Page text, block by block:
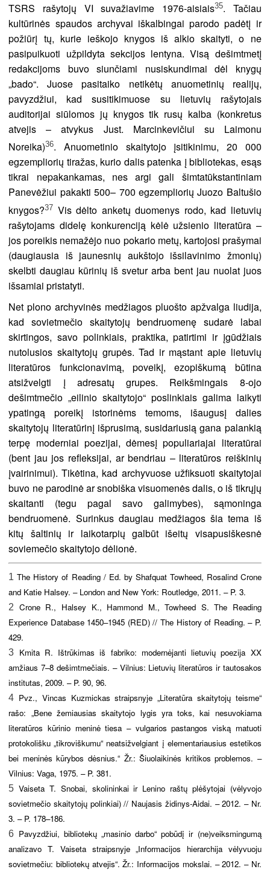
TSRS rašytojų VI suvažiavime 1976-aisiais35. Tačiau
kultūrinės spaudos archyvai iškalbingai parodo padėtį ir
požiūrį tų, kurie ieškojo knygos iš alkio skaityti, o ne
pasipuikuoti užpildyta sekcijos lentyna. Visą dešimtmetį
redakcijoms buvo siunčiami nusiskundimai dėl knygų
„bado“. Juose pasitaiko netikėtų anuometinių realijų,
pavyzdžiui, kad susitikimuose su lietuvių rašytojais
auditorijai siūlomos jų knygos tik rusų kalba (konkretus
atvejis – atvykus Just. Marcinkevičiui su Laimonu
Noreika)36. Anuometinio skaitytojo įsitikinimu, 20 000
egzempliorių tiražas, kurio dalis patenka į bibliotekas, esąs
tikrai nepakankamas, nes argi gali šimtatūkstantiniam
Panevėžiui pakakti 500– 700 egzempliorių Juozo Baltušio
knygos?37 Vis dėlto anketų duomenys rodo, kad lietuvių
rašytojams didelę konkurenciją kėlė užsienio literatūra –
jos poreikis nemažėjo nuo pokario metų, kartojosi prašymai
(daugiausia iš jaunesnių aukštojo išsilavinimo žmonių)
skelbti daugiau kūrinių iš svetur arba bent jau nuolat juos
išsamiai pristatyti.
Net plono archyvinės medžiagos pluošto apžvalga liudija,
kad sovietmečio skaitytojų bendruomenę sudarė labai
skirtingos, savo polinkiais, praktika, patirtimi ir įgūdžiais
nutolusios skaitytojų grupės. Tad ir mąstant apie lietuvių
literatūros funkcionavimą, poveikį, ezopiškumą būtina
atsižvelgti į adresatų grupes. Reikšmingais 8-ojo
dešimtmečio „eilinio skaitytojo“ poslinkiais galima laikyti
ypatingą poreikį istorinėms temoms, išaugusį dalies
skaitytojų literatūrinį išprusimą, susidariusią gana palankią
terpę moderniai poezijai, dėmesį populiariajai literatūrai
(bent jau jos refleksijai, ar bendriau – literatūros reiškinių
įvairinimui). Tikėtina, kad archyvuose užfiksuoti skaitytojai
buvo ne parodinė ar snobiška visuomenės dalis, o iš tikrųjų
skaitanti (tegu pagal savo galimybes), sąmoninga
bendruomenė. Surinkus daugiau medžiagos šia tema iš
kitų šaltinių ir laikotarpių galbūt išeitų visapusiškesnė
soviemečio skaitytojo dėlionė.
1 The History of Reading / Ed. by Shafquat Towheed, Rosalind Crone
and Katie Halsey. – London and New York: Routledge, 2011. – P. 3.
2 Crone R., Halsey K., Hammond M., Towheed S. The Reading
Experience Database 1450–1945 (RED) // The History of Reading. – P.
429.
3 Kmita R. Ištrūkimas iš fabriko: modernėjanti lietuvių poezija XX
amžiaus 7–8 dešimtmečiais. – Vilnius: Lietuvių literatūros ir tautosakos
institutas, 2009. – P. 90, 96.
4 Pvz., Vincas Kuzmickas straipsnyje „Literatūra skaitytojų teisme“
rašo: „Bene žemiausias skaitytojo lygis yra toks, kai nesuvokiama
literatūros kūrinio meninė tiesa – vulgarios pastangos viską matuoti
protokolišku „tikroviškumu“ neatsižvelgiant į elementariausius estetikos
bei meninės kūrybos dėsnius.“ Žr.: Šiuolaikinės kritikos problemos. –
Vilnius: Vaga, 1975. – P. 381.
5 Vaiseta T. Snobai, skolininkai ir Lenino raštų plėšytojai (vėlyvojo
sovietmečio skaitytojų polinkiai) // Naujasis židinys-Aidai. – 2012. – Nr.
3. – P. 178–186.
6 Pavyzdžiui, bibliotekų „masinio darbo“ pobūdį ir (ne)veiksmingumą
analizavo T. Vaiseta straipsnyje „Informacijos hierarchija vėlyvuoju
sovietmečiu: bibliotekų atvejis“. Žr.: Informacijos mokslai. – 2012. – Nr.